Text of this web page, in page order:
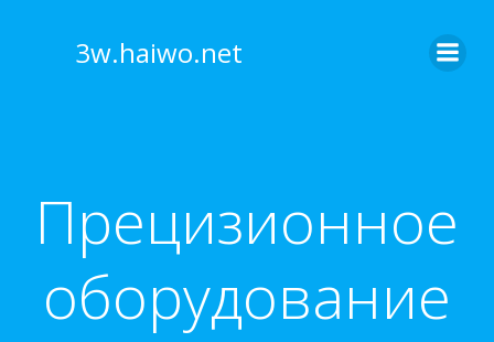
3w.haiwo.net
Прецизионное
оборудование